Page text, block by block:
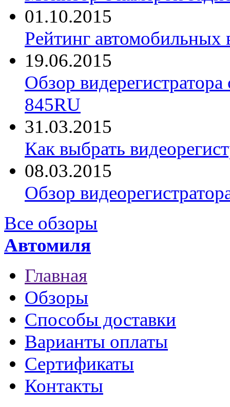
01.10.2015
Рейтинг автомобильных
19.06.2015
Обзор
845RU
31.03.2015
Как выбрать
08.03.2015
Обзор
Все обзоры
Автомиля
Главная
Обзоры
Способы доставки
Варианты оплаты
Сертификаты
Контакты